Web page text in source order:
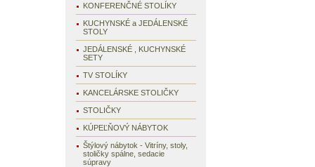
KONFERENČNÉ STOLÍKY
KUCHYNSKÉ a JEDÁLENSKÉ
STOLY
JEDÁLENSKÉ , KUCHYNSKÉ
SETY
TV STOLÍKY
KANCELÁRSKE STOLIČKY
STOLIČKY
KÚPEĽŇOVÝ NÁBYTOK
Štýlový nábytok - Vitríny, stoly,
stoličky spálne, sedacie
súpravy